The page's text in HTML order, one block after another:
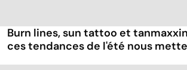
Burn lines, sun tattoo et
ces tendances de l'été nous